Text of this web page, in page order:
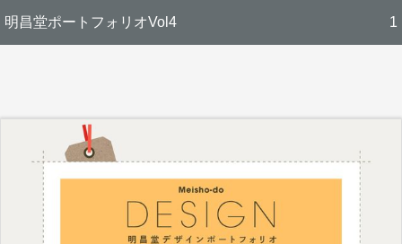
明昌堂ポートフォリオVol4 1